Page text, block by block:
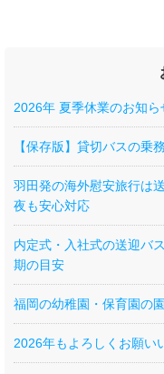
2026年 夏季休業のお知ら
【保存版】貸切バスの乗
羽田発の海外慰安旅行は
夜も安心対応
内定式・入社式の送迎バ
期の目安
福岡の幼稚園・保育園の
2026年もよろしくお願い